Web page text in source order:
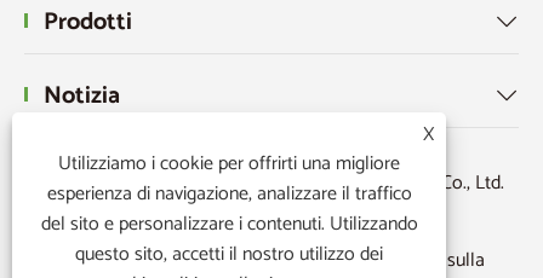
Prodotti 
Notizia 
Copyright © 2026 Ningbo Powerr Plastic Products Co., Ltd.
Tutti i diritti riservati.
Links | Sitemap | RSS | XML | politica sulla
X
Utilizziamo i cookie per offrirti una migliore
esperienza di navigazione, analizzare il traffico
del sito e personalizzare i contenuti. Utilizzando
questo sito, accetti il ​​nostro utilizzo dei